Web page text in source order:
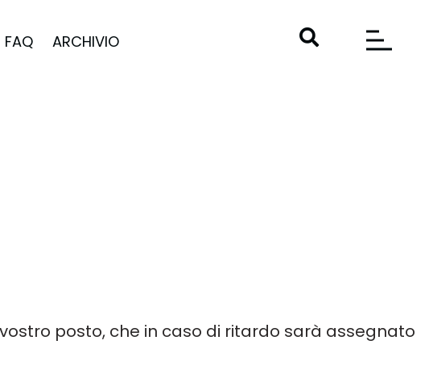
FAQ ARCHIVIO
posto, che in caso di ritardo sarà assegnato